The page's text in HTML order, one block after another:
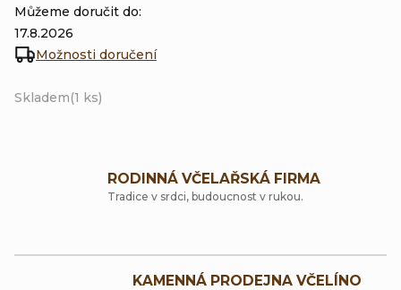
Skladem(1 ks)
Můžeme doručit do:
17.8.2026
Možnosti doručení
RODINNÁ VČELAŘSKÁ FIRMA
Tradice v srdci, budoucnost v rukou.
KAMENNÁ PRODEJNA VČELÍNO